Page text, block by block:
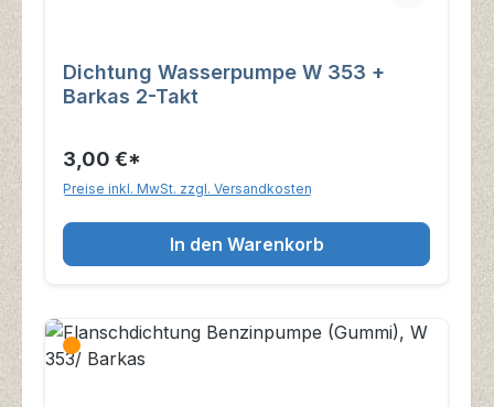
Dichtung Wasserpumpe W 353 +
Barkas 2-Takt
3,00 €*
Preise inkl. MwSt. zzgl. Versandkosten
In den Warenkorb